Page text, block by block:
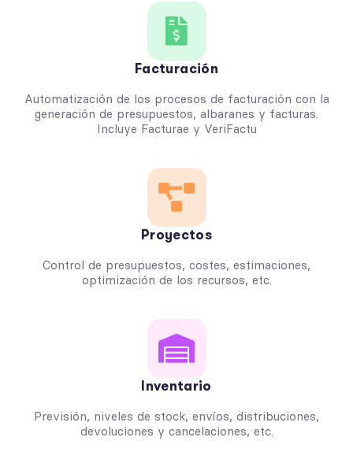
Facturación
Automatización de los procesos de facturación con la
generación de presupuestos, albaranes y facturas.
Incluye Facturae y VeriFactu
Proyectos
Control de presupuestos, costes, estimaciones,
optimización de los recursos, etc.
Inventario
Previsión, niveles de stock, envíos, distribuciones,
devoluciones y cancelaciones, etc.